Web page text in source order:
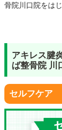
骨院川口院をは
アキレス腱
ば整骨院 川
セルフケア